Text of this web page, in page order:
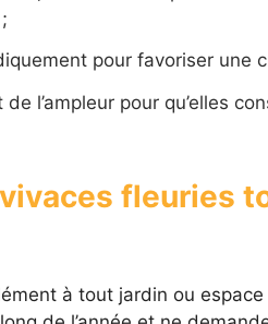
pour favoriser une
l’ampleur pour qu’elles
fleuries
à tout jardin ou